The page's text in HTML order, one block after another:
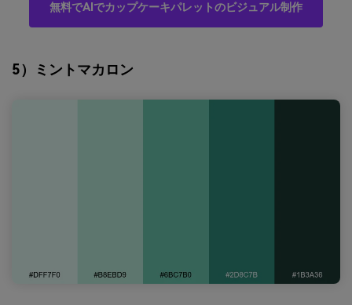
無料でAIでカップケーキパレットのビジュアル制作
5）ミントマカロン